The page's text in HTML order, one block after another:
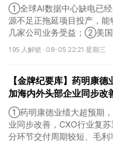
①全球AI数据中心缺电已经
源不足正拖延项目投产，
几家公司业务受益；②美国
机更适合规模较大、持续
卡产能环节，这家国内公
采购规模已经超过上一年
业。
195 人解锁 ·08-05 22:21 星期三
【金牌纪要库】药明康
加海内外头部企业同步改
扩散，这个上游细分环节
后有望快速转化为利润
①药明康德业绩大超预期，
业同步改善，CXO行业复
分环节交付周期较短、毛